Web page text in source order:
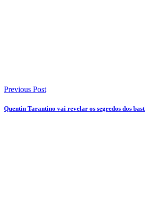
Previous Post
Quentin Tarantino vai revelar os segredos dos